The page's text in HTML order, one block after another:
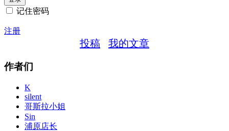
记住密码
注册
投稿 我的文章
作者们
K
silent
哥斯拉小姐
Sin
浦原店长